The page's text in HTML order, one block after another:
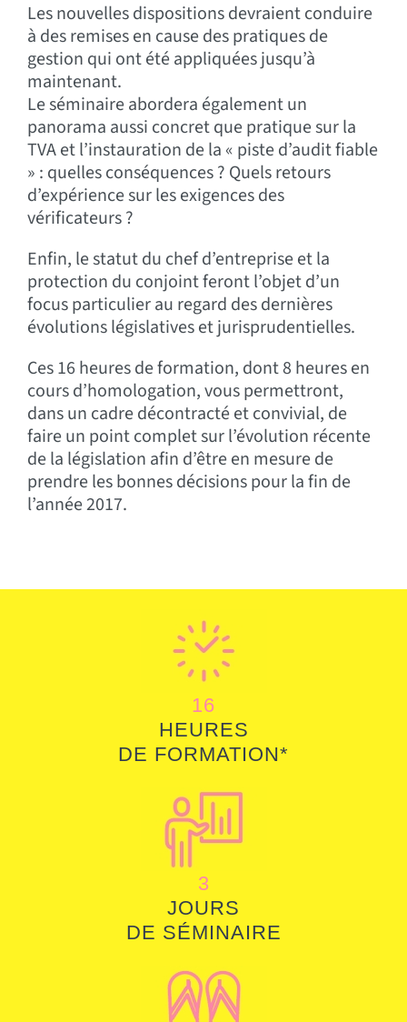
Les nouvelles dispositions devraient conduire
à des remises en cause des pratiques de
gestion qui ont été appliquées jusqu’à
maintenant.
Le séminaire abordera également un
panorama aussi concret que pratique sur la
TVA et l’instauration de la « piste d’audit fiable
» : quelles conséquences ? Quels retours
d’expérience sur les exigences des
vérificateurs ?
Enfin, le statut du chef d’entreprise et la
protection du conjoint feront l’objet d’un
focus particulier au regard des dernières
évolutions législatives et jurisprudentielles.
Ces 16 heures de formation, dont 8 heures en
cours d’homologation, vous permettront,
dans un cadre décontracté et convivial, de
faire un point complet sur l’évolution récente
de la législation afin d’être en mesure de
prendre les bonnes décisions pour la fin de
l’année 2017.
16
HEURES
DE FORMATION*
3
JOURS
DE SÉMINAIRE